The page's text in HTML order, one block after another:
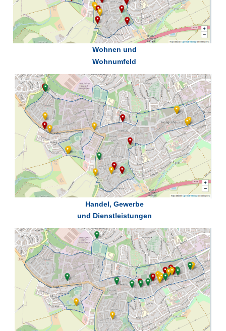
Wohnen und
Wohnumfeld
Handel, Gewerbe
und Dienstleistungen